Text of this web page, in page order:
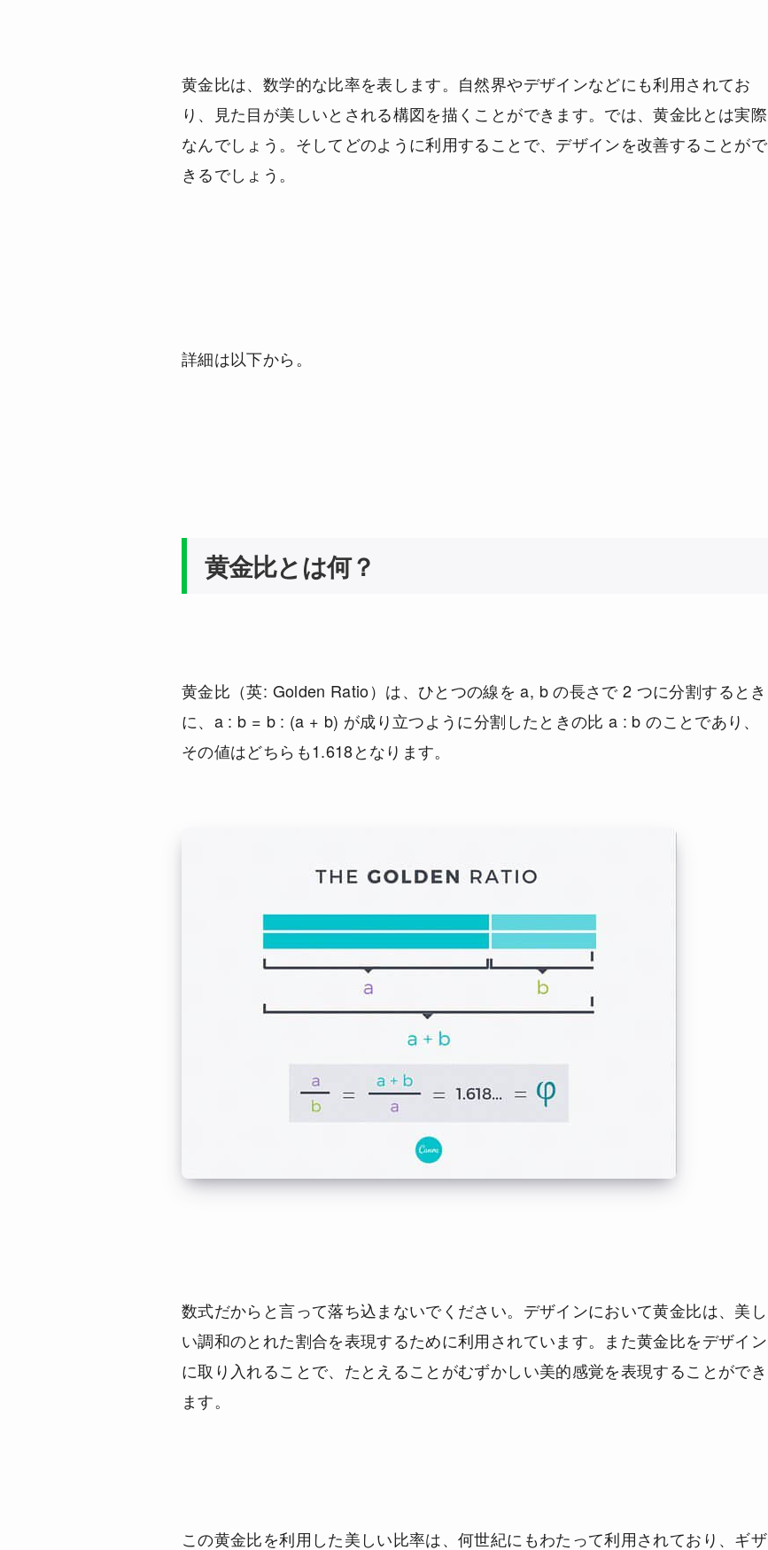
黄金比は、数学的な比率を表します。自然界やデザインなどにも利用されてお
り、見た目が美しいとされる構図を描くことができます。では、黄金比とは実際
なんでしょう。そしてどのように利用することで、デザインを改善することがで
きるでしょう。
詳細は以下から。
黄金比とは何？
黄金比（英: Golden Ratio）は、ひとつの線を a, b の長さで 2 つに分割するとき
に、a : b = b : (a + b) が成り立つように分割したときの比 a : b のことであり、
その値はどちらも1.618となります。
数式だからと言って落ち込まないでください。デザインにおいて黄金比は、美し
い調和のとれた割合を表現するために利用されています。また黄金比をデザイン
に取り入れることで、たとえることがむずかしい美的感覚を表現することができ
ます。
この黄金比を利用した美しい比率は、何世紀にもわたって利用されており、ギザ